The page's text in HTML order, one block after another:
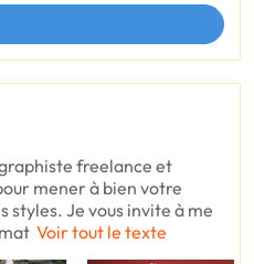
freelance et
mener à bien votre
styles. Je vous invite à me
Voir tout le texte